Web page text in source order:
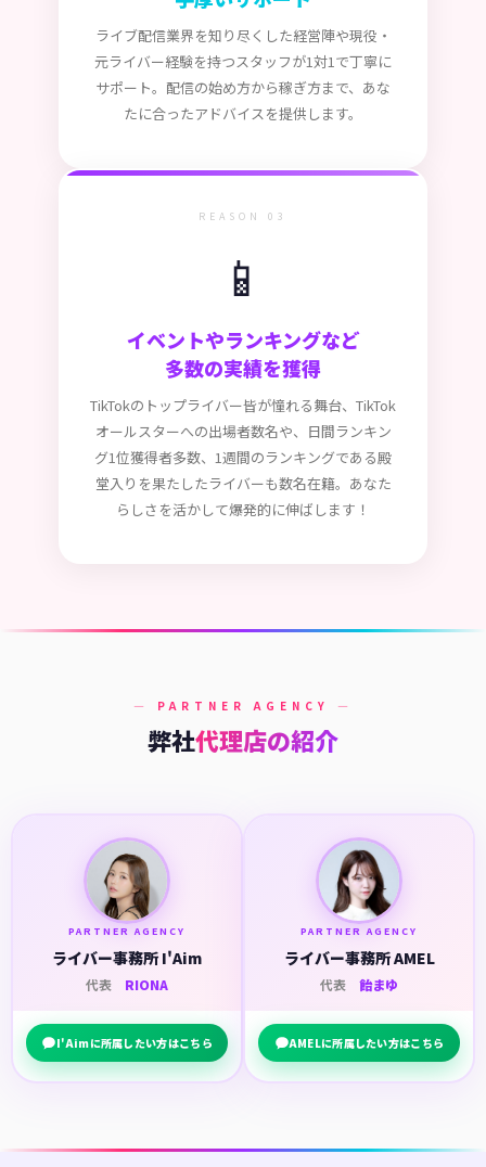
ライブ配信業界を知り尽くした経営陣や現役・
元ライバー経験を持つスタッフが1対1で丁寧に
サポート。配信の始め方から稼ぎ方まで、あな
たに合ったアドバイスを提供します。
REASON 03
📱
イベントやランキングなど
多数の実績を獲得
TikTokのトップライバー皆が憧れる舞台、TikTok
オールスターへの出場者数名や、日間ランキン
グ1位獲得者多数、1週間のランキングである殿
堂入りを果たしたライバーも数名在籍。あなた
らしさを活かして爆発的に伸ばします！
— PARTNER AGENCY —
弊社代理店の紹介
PARTNER AGENCY
ライバー事務所 I'Aim
代表 RIONA
I'Aimに所属したい方はこちら
PARTNER AGENCY
ライバー事務所 AMEL
代表 飴まゆ
AMELに所属したい方はこちら